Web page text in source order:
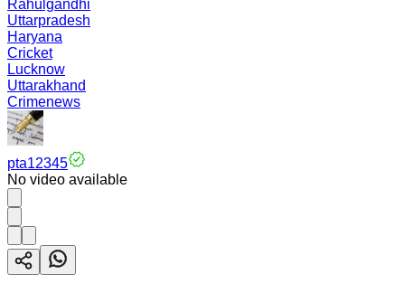
Rahulgandhi
Uttarpradesh
Haryana
Cricket
Lucknow
Uttarakhand
Crimenews
pta12345
No video available